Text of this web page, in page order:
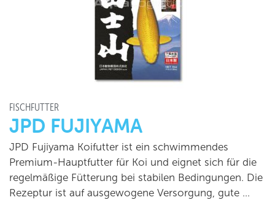
FISCHFUTTER
JPD FUJIYAMA
JPD Fujiyama Koifutter ist ein schwimmendes
Premium-Hauptfutter für Koi und eignet sich für die
regelmäßige Fütterung bei stabilen Bedingungen. Die
Rezeptur ist auf ausgewogene Versorgung, gute …